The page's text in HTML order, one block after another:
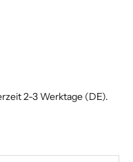
2-3 Werktage (DE).